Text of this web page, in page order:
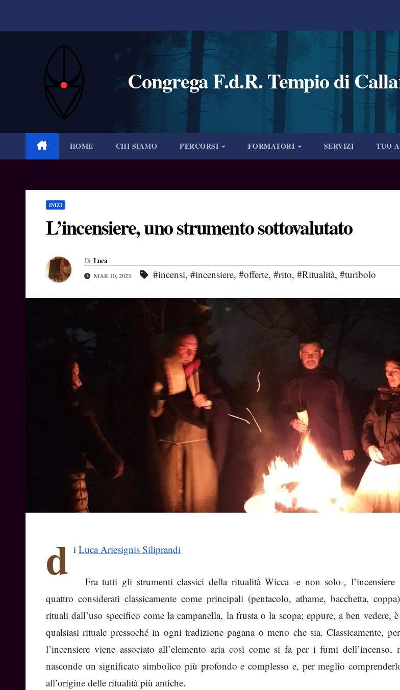
Congrega F.d.R. Tempio di
HOME CHI SIAMO PERCORSI FORMATORI SERVIZI TUO
INIZI
L’incensiere, uno strumento sottovalutato
Di Luca
MAR 10, 2023 #incensi, #incensiere, #offerte, #rito, #Ritualità, #turibolo
d i Luca Ariesignis Siliprandi
Fra tutti gli strumenti classici della ritualità Wicca -e non solo-,
quattro considerati classicamente come principali (pentacolo, athame, bacchetta,
rituali dall’uso specifico come la campanella, la frusta o la scopa; eppure, a ben vedere,
qualsiasi rituale pressoché in ogni tradizione pagana o meno che sia. Classicamente,
l’incensiere viene associato all’elemento aria così come si fa per i fumi dell’incenso,
nasconde un significato simbolico più profondo e complesso e, per meglio
all’origine delle ritualità più antiche.